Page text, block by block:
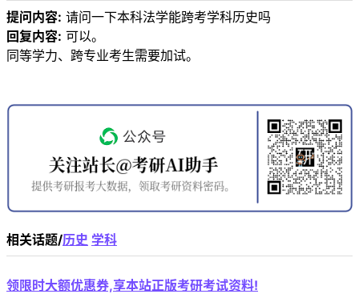
提问内容: 请问一下本科法学能跨考学科历史吗
回复内容: 可以。
同等学力、跨专业考生需要加试。
相关话题/历史 学科
领限时大额优惠券,享本站正版考研考试资料!